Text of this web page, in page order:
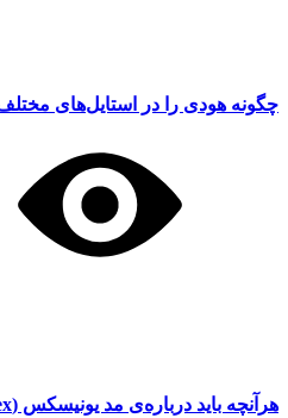
چگونه هودی را در استایل‌های
هرآنچه باید درباره‌ی مد یونیسکس (Unisex) بدانید